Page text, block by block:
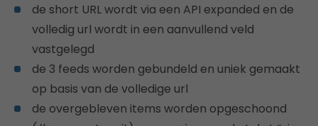
de short URL wordt via een API expanded en de
volledig url wordt in een aanvullend veld
vastgelegd
de 3 feeds worden gebundeld en uniek gemaakt
op basis van de volledige url
de overgebleven items worden opgeschoond